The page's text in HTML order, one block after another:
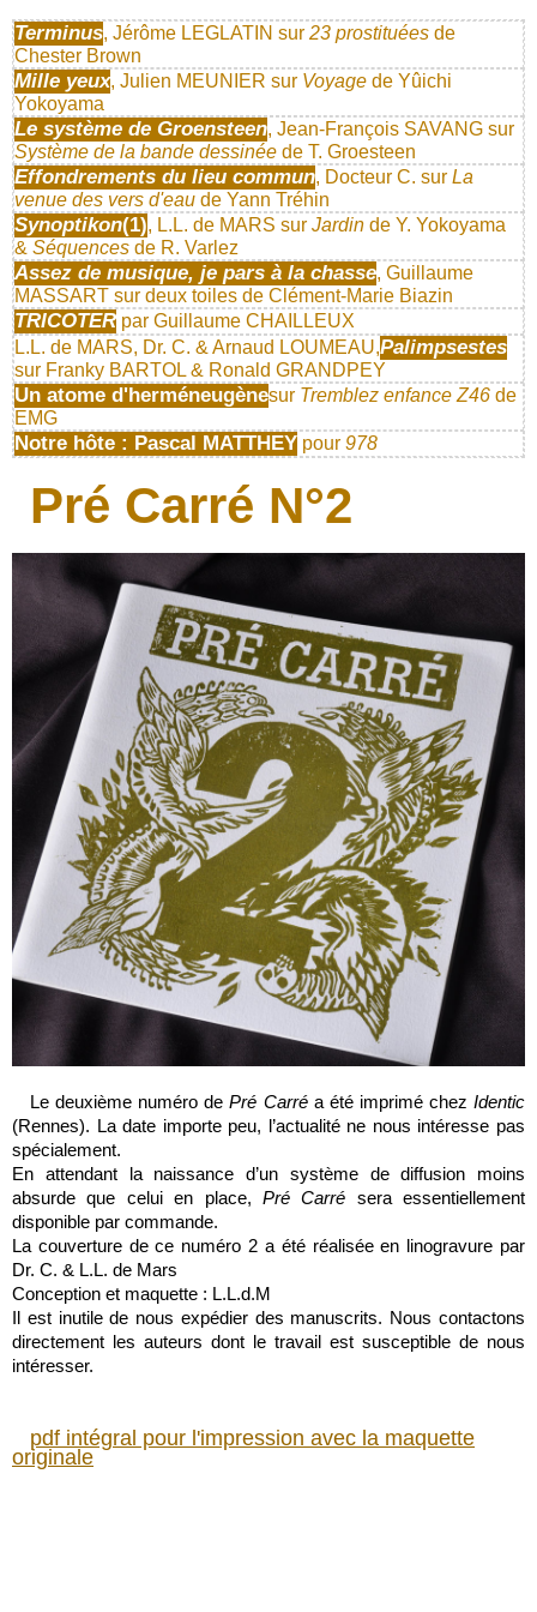
Terminus, Jérôme LEGLATIN sur 23 prostituées de
Chester Brown
Mille yeux, Julien MEUNIER sur Voyage de Yûichi
Yokoyama
Le système de Groensteen, Jean-François SAVANG sur
Système de la bande dessinée de T. Groesteen
Effondrements du lieu commun, Docteur C. sur La
venue des vers d'eau de Yann Tréhin
Synoptikon(1), L.L. de MARS sur Jardin de Y. Yokoyama
& Séquences de R. Varlez
Assez de musique, je pars à la chasse, Guillaume
MASSART sur deux toiles de Clément-Marie Biazin
TRICOTER par Guillaume CHAILLEUX
L.L. de MARS, Dr. C. & Arnaud LOUMEAU,Palimpsestes
sur Franky BARTOL & Ronald GRANDPEY
Un atome d'herméneugènesur Tremblez enfance Z46 de
EMG
Notre hôte : Pascal MATTHEY pour 978
Pré Carré N°2
Le deuxième numéro dePré Carréa été imprimé chezIdentic
(Rennes). La date importe peu, l’actualité ne nous intéresse pas
spécialement.
En attendant la naissance d’un système de diffusion moins
absurde que celui en place, Pré Carré sera essentiellement
disponible par commande.
La couverture de ce numéro 2 a été réalisée en linogravure par
Dr. C. & L.L. de Mars
Conception et maquette : L.L.d.M
Il est inutile de nous expédier des manuscrits. Nous contactons
directement les auteurs dont le travail est susceptible de nous
intéresser.
pdf intégral pour l'impression avec la maquette
originale